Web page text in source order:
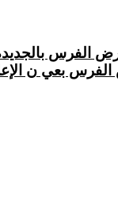
الفرس
بعي ن